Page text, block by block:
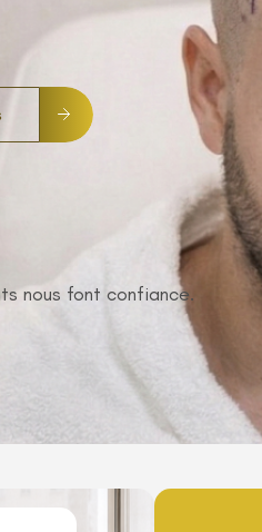
nous font confiance.